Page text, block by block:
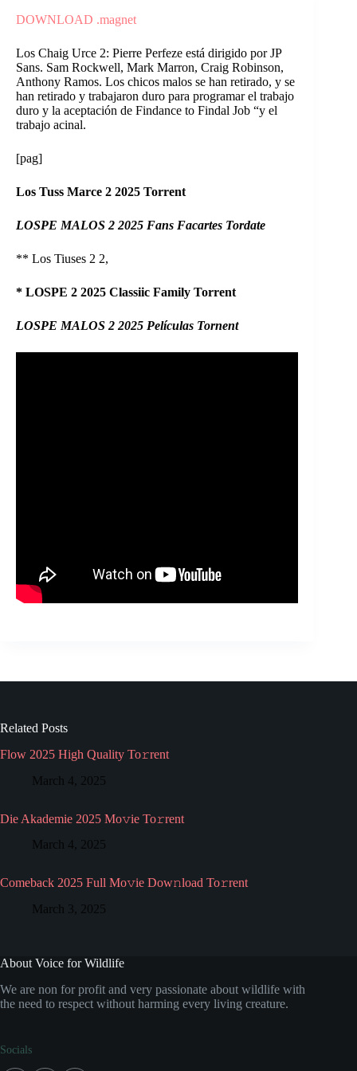
DOWNLOAD .magnet
Los Chaig Urce 2: Pierre Perfeze está dirigido por JP
Sans. Sam Rockwell, Mark Marron, Craig Robinson,
Anthony Ramos. Los chicos malos se han retirado, y se
han retirado y trabajaron duro para programar el trabajo
duro y la aceptación de Findance to Findal Job “y el
trabajo acinal.
[pag]
Los Tuss Marce 2 2025 Torrent
LOSPE MALOS 2 2025 Fans Facartes Tordate
** Los Tiuses 2 2,
* LOSPE 2 2025 Classiic Family Torrent
LOSPE MALOS 2 2025 Películas Tornent
Related Posts
Flow 2025 High Quality To𝚛rent
March 4, 2025
Die Akademie 2025 Mo𝚟ie To𝚛rent
March 4, 2025
Comeback 2025 Full Mo𝚟ie Dow𝚗load To𝚛rent
March 3, 2025
About Voice for Wildlife
We are non for profit and very passionate about wildlife with
the need to respect without harming every living creature.
Socials